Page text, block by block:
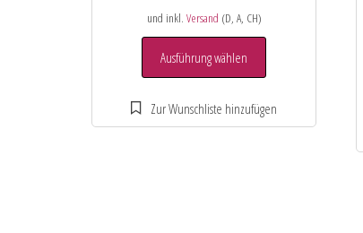
und inkl. Versand (D, A, CH)
Ausführung wählen